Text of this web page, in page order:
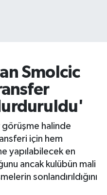
Smolcic
halinde
için hem
yapılabilecek en
ancak kulübün mali
sonlandırıldığını